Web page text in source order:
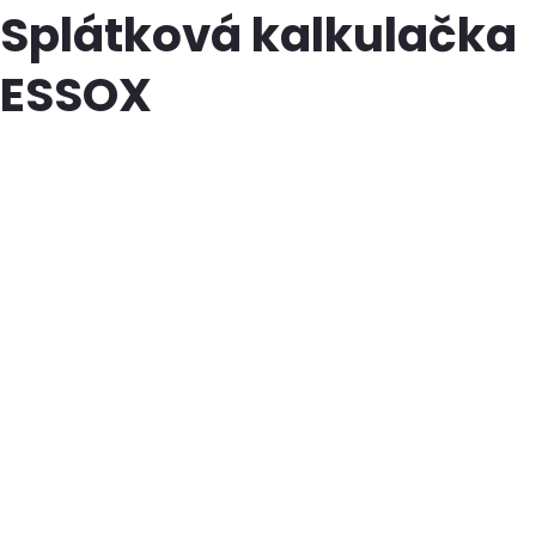
Splátková kalkulačka
ESSOX